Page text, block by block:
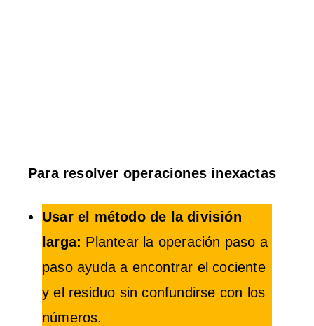
Para resolver operaciones inexactas
Usar el método de la división
larga: Plantear la operación paso a
paso ayuda a encontrar el cociente
y el residuo sin confundirse con los
números.